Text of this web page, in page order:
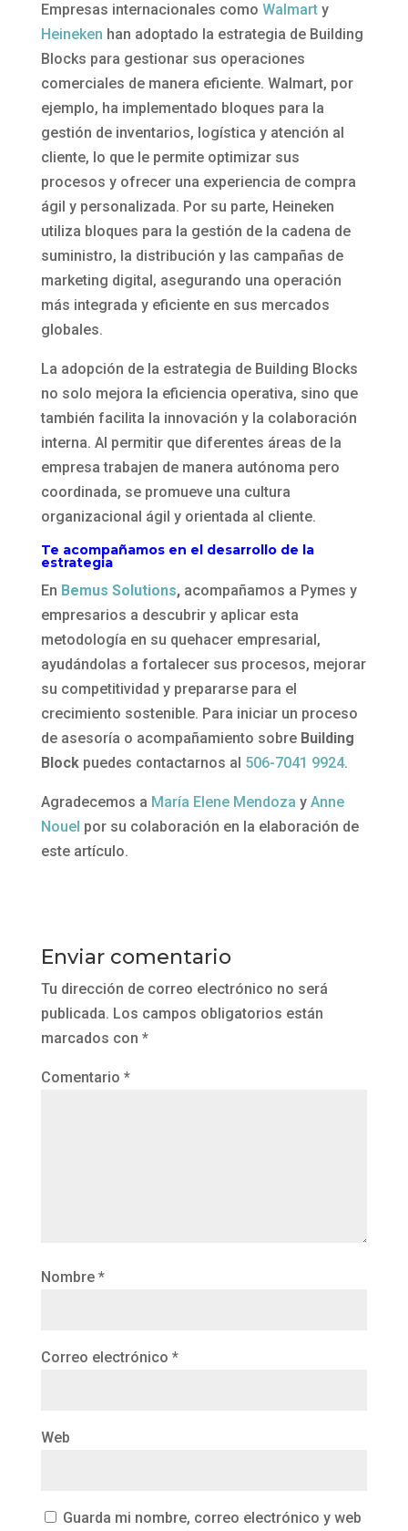
Empresas internacionales como Walmarty
Heineken han adoptado la estrategia de Building
Blocks para gestionar sus operaciones
comerciales de manera eficiente. Walmart, por
ejemplo, ha implementado bloques para la
gestión de inventarios, logística y atención al
cliente, lo que le permite optimizar sus
procesos y ofrecer una experiencia de compra
ágil y personalizada. Por su parte, Heineken
utiliza bloques para la gestión de la cadena de
suministro, la distribución y las campañas de
marketing digital, asegurando una operación
más integrada y eficiente en sus mercados
globales.
La adopción de la estrategia de Building Blocks
no solo mejora la eficiencia operativa, sino que
también facilita la innovación y la colaboración
interna. Al permitir que diferentes áreas de la
empresa trabajen de manera autónoma pero
coordinada, se promueve una cultura
organizacional ágil y orientada al cliente.
Te acompañamos en el desarrollo de la
estrategia
En Bemus Solutions,acompañamos a Pymes y
empresarios a descubrir y aplicar esta
metodología en su quehacer empresarial,
ayudándolas a fortalecer sus procesos, mejorar
su competitividad y prepararse para el
crecimiento sostenible. Para iniciar un proceso
de asesoría o acompañamiento sobre Building
Blockpuedes contactarnos al 506-7041 9924.
Agradecemos a María Elene Mendoza y Anne
Nouel por su colaboración en la elaboración de
este artículo.
Enviar comentario
Tu dirección de correo electrónico no será
publicada. Los campos obligatorios están
marcados con *
Comentario *
Nombre *
Correo electrónico *
Web
Guarda mi nombre, correo electrónico y web